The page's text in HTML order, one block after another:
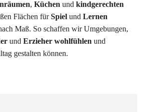
, Küchen und kindgerechten
Flächen fürSpiel und Lernen
Maß. So schaffen wir Umgebungen,
und Erzieher wohlfühlen und
gestalten können.